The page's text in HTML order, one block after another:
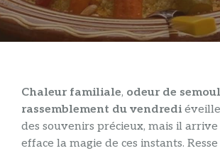
Chaleur familiale, odeur de
rassemblement du vendredi
des souvenirs précieux, mais il
efface la magie de ces instants. Resse